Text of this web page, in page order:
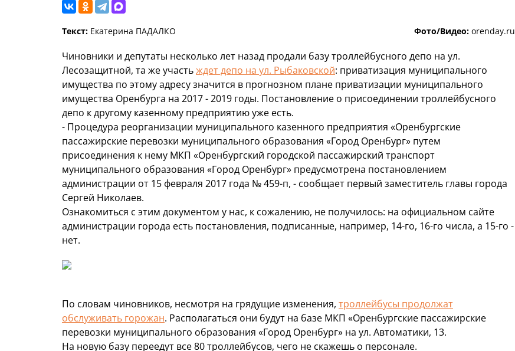
Текст: Екатерина ПАДАЛКО Фото/Видео: orenday.ru
Чиновники и депутаты несколько лет назад продали базу троллейбусного депо на ул.
Лесозащитной, та же участьждет депо на ул. Рыбаковской: приватизация муниципального
имущества по этому адресу значится в прогнозном плане приватизации муниципального
имущества Оренбурга на 2017 - 2019 годы. Постановление о присоединении троллейбусного
депо к другому казенному предприятию уже есть.
- Процедура реорганизации муниципального казенного предприятия «Оренбургские
пассажирские перевозки муниципального образования «Город Оренбург» путем
присоединения к нему МКП «Оренбургский городской пассажирский транспорт
муниципального образования «Город Оренбург» предусмотрена постановлением
администрации от 15 февраля 2017 года № 459-п, - сообщает первый заместитель главы города
Сергей Николаев.
Ознакомиться с этим документом у нас, к сожалению, не получилось: на официальном сайте
администрации города есть постановления, подписанные, например, 14-го, 16-го числа, а 15-го -
нет.
По словам чиновников, несмотря на грядущие изменения, троллейбусы продолжат
обслуживать горожан. Располагаться они будут на базе МКП «Оренбургские пассажирские
перевозки муниципального образования «Город Оренбург» на ул. Автоматики, 13.
На новую базу переедут все 80 троллейбусов, чего не скажешь о персонале.